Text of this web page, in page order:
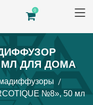
0
МЛ ДЛЯ ДОМА
№8», 50 мл